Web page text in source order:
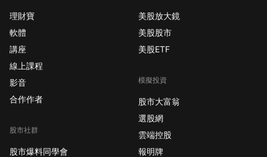
理財寶
軟體
講座
線上課程
影音
合作作者
股市社群
股市爆料同學會
美股放大鏡
美股股市
美股ETF
模擬投資
股市大富翁
選股網
雲端控股
報明牌